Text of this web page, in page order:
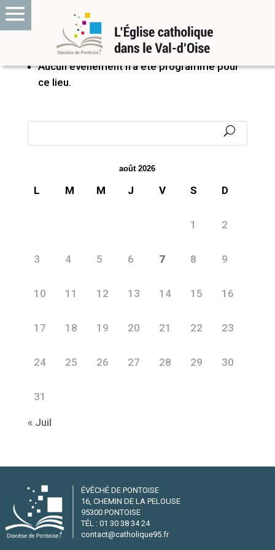
PROCHAINS ÉVÉNEMENTS
Aucun événement n’a été programmé pour
ce lieu.
août 2026
L M M J V S D
1 2
3 4 5 6 7 8 9
10 11 12 13 14 15 16
17 18 19 20 21 22 23
24 25 26 27 28 29 30
31
« Juil
ÉVÊCHÉ DE PONTOISE
16, CHEMIN DE LA PELOUSE
95300 PONTOISE
TÉL : 01 30 38 34 24
contact@catholique95.fr